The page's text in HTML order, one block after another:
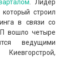
. Лидер
строил
в связи со
вошло четыре
ведущими